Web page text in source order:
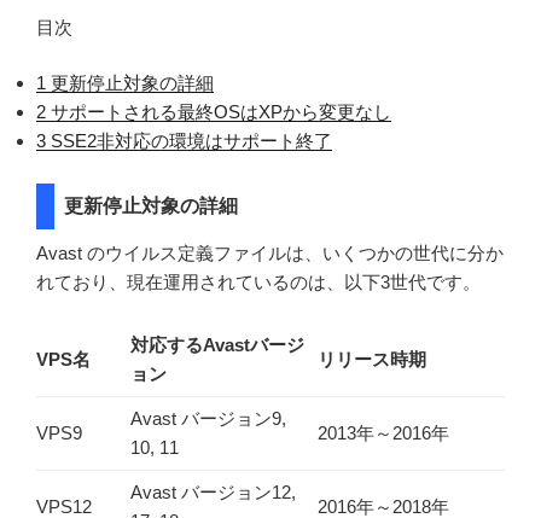
目次
1 更新停止対象の詳細
2 サポートされる最終OSはXPから変更なし
3 SSE2非対応の環境はサポート終了
更新停止対象の詳細
Avast のウイルス定義ファイルは、いくつかの世代に分か
れており、現在運用されているのは、以下3世代です。
VPS名
対応するAvastバージ
ョン
リリース時期
VPS9
Avast バージョン9,
10, 11
2013年～2016年
VPS12
Avast バージョン12,
2016年～2018年